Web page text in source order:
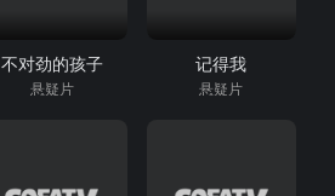
不对劲的孩子
悬疑片
记得我
悬疑片